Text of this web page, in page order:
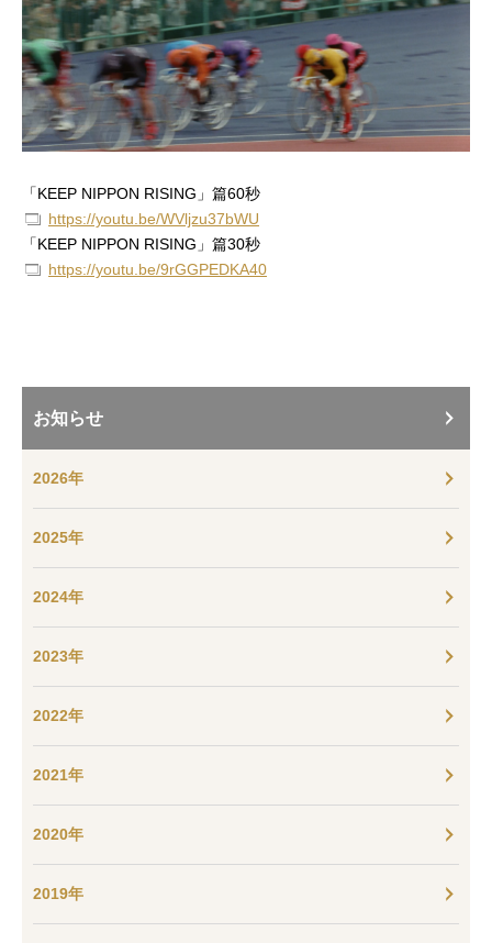
「KEEP NIPPON RISING」篇60秒
https://youtu.be/WVljzu37bWU
「KEEP NIPPON RISING」篇30秒
https://youtu.be/9rGGPEDKA40
お知らせ
2026年
2025年
2024年
2023年
2022年
2021年
2020年
2019年